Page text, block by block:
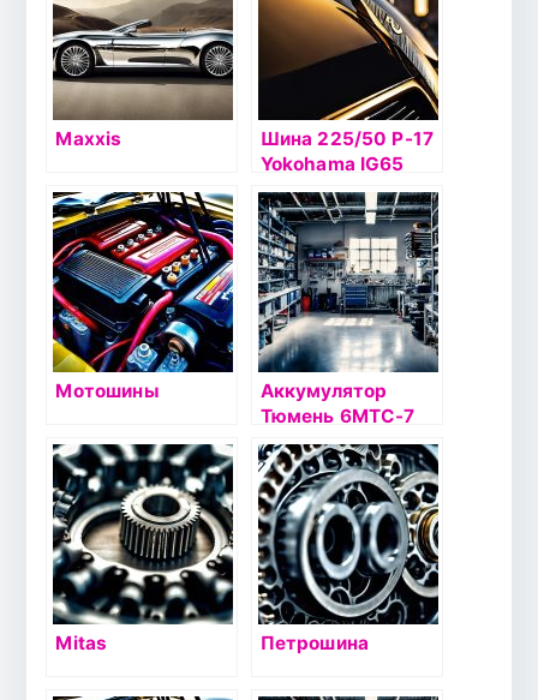
Maxxis
Шина 225/50 Р-17
Yokohama IG65
98T б/к шип
Мотошины
Аккумулятор
Тюмень 6МТС-7
болт
Mitas Петрошина